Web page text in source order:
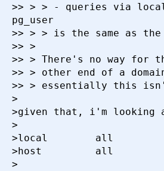
Re: [HACKERS] pgsql/php3/
Malcolm Beattie
апреля 2000 г. в 06:01:47
Re: [HACKERS] pgsql/php3/
Peter Eisentraut
апреля 2000 г. в 04:09:46
Malcolm Beattie
Re: [HACKERS] pgsql/php3/
wieck@debis.com (Jan Wieck)
>> > > - queries via
pg_user
>> > > is the same as
>> >
>> > There's no way for
>> > other end of a
>> > essentially this
>
>given that, i'm looking
>
>local        all
>host         all
>